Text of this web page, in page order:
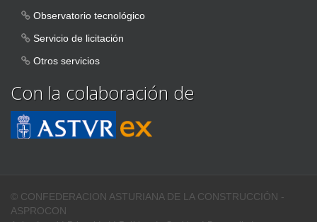
Observatorio tecnológico
Servicio de licitación
Otros servicios
Con la colaboración de
© CONFEDERACION ASTURIANA DE LA CONSTRUCCIÓN -
ASPROCON